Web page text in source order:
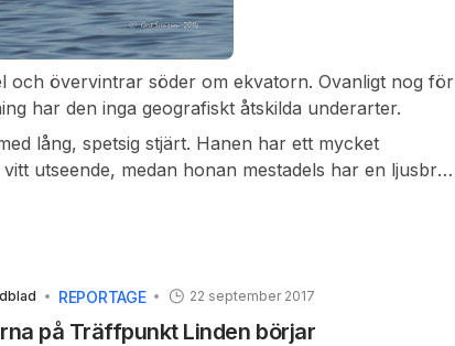
och övervintrar söder om ekvatorn. Ovanligt nog för
har den inga geografiskt åtskilda underarter.
lång, spetsig stjärt. Hanen har ett mycket
utseende, medan honan mestadels har en ljusbrun
REPORTAGE 22 september 2017
på Träffpunkt Linden börjar